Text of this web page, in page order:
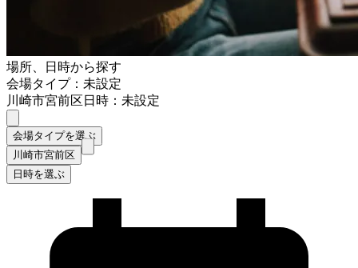
場所、日時から探す
会場タイプ：未設定
川崎市宮前区日時：未設定
会場タイプを選ぶ
川崎市宮前区
日時を選ぶ